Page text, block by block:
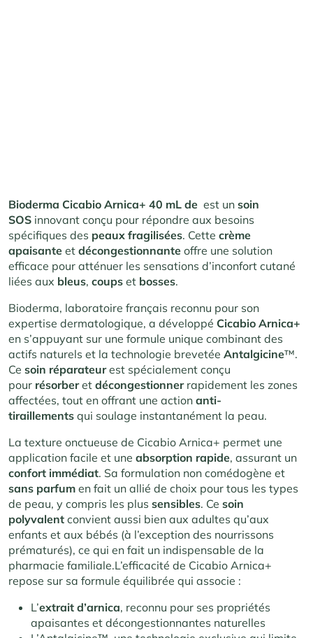
Bioderma Cicabio Arnica+ 40 mL de est un soin
SOS innovant conçu pour répondre aux besoins
spécifiques des peaux fragilisées. Cette crème
apaisante et décongestionnante offre une solution
efficace pour atténuer les sensations d’inconfort cutané
liées aux bleus, coups et bosses.
Bioderma, laboratoire français reconnu pour son
expertise dermatologique, a développé Cicabio Arnica+
en s’appuyant sur une formule unique combinant des
actifs naturels et la technologie brevetée Antalgicine™.
Ce soin réparateurest spécialement conçu
pour résorberet décongestionnerrapidement les zones
affectées, tout en offrant une action anti-
tiraillements qui soulage instantanément la peau.
La texture onctueuse de Cicabio Arnica+ permet une
application facile et une absorption rapide, assurant un
confort immédiat. Sa formulation non comédogène et
sans parfum en fait un allié de choix pour tous les types
de peau, y compris les plus sensibles. Ce soin
polyvalent convient aussi bien aux adultes qu’aux
enfants et aux bébés (à l’exception des nourrissons
prématurés), ce qui en fait un indispensable de la
pharmacie familiale.L’efficacité de Cicabio Arnica+
repose sur sa formule équilibrée qui associe :
L’extrait d’arnica, reconnu pour ses propriétés
apaisantes et décongestionnantes naturelles